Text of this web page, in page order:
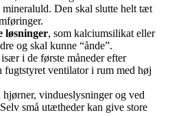
mineraluld. Den skal slutte helt tæt
løsninger, som kalciumsilikat eller
og skal kunne “ånde”.
især i de første måneder efter
fugtstyret ventilator i rum med høj
hjørner, vindueslysninger og ved
små utætheder kan give store